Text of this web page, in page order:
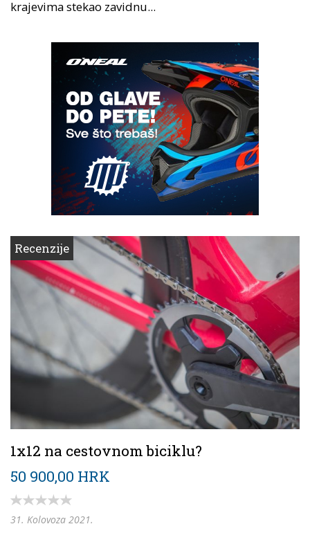
krajevima stekao zavidnu...
Recenzije
1x12 na cestovnom biciklu?
50 900,00 HRK
31. Kolovoza 2021.